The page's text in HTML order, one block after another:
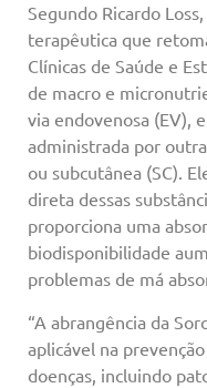
Segundo Ricardo
terapêutica que
Clínicas de Saúde e
de macro e
via endovenosa (EV),
administrada por
ou subcutânea (SC).
direta dessas
proporciona uma
biodisponibilidade
problemas de má
“A abrangência da
aplicável na
doenças, incluindo